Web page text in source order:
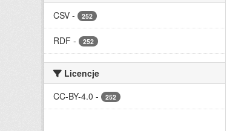
CSV - 252
RDF - 252
Licencje
CC-BY-4.0 - 252